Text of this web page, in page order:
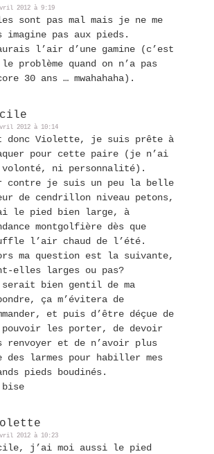
2012 à 9:19
sont pas mal mais je ne me
imagine pas aux pieds.
l’air d’une gamine (c’est
problème quand on n’a pas
30 ans … mwahahaha).
2012 à 10:14
donc Violette, je suis prête à
pour cette paire (je n’ai
ni personnalité).
contre je suis un peu la belle
de cendrillon niveau petons,
le pied bien large, à
montgolfière dès que
l’air chaud de l’été.
ma question est la suivante,
elles larges ou pas?
serait bien gentil de ma
ça m’évitera de
et puis d’être déçue de
pouvoir les porter, de devoir
renvoyer et de n’avoir plus
des larmes pour habiller mes
pieds boudinés.
2012 à 10:23
j’ai moi aussi le pied